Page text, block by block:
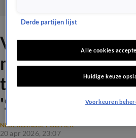
Vandaag Inside
maatregelen
tegen hoge
'Slappe hap!'
NEDERLANDSE POLITIEK
20 apr 2026, 23:07
Derde partijen lijst
Alle cookies
Huidige keuze
Voorkeuren